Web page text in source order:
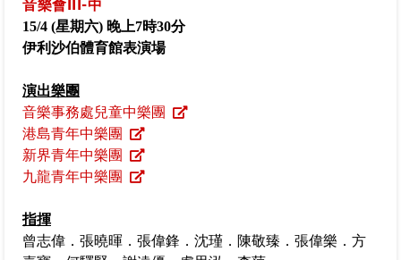
音樂會III-中
15/4 (星期六) 晚上7時30分
伊利沙伯體育館表演場
演出樂團
音樂事務處兒童中樂團
港島青年中樂團
新界青年中樂團
九龍青年中樂團
指揮
曾志偉．張曉暉．張偉鋒．沈瑾．陳敬臻．張偉樂．方